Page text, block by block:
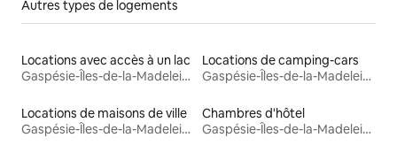
Autres types de logements
Locations avec accès à un lac
Gaspésie-Îles-de-la-Madeleine
Locations de camping-cars
Gaspésie-Îles-de-la-Madeleine
Locations de maisons de ville
Gaspésie-Îles-de-la-Madeleine
Chambres d'hôtel
Gaspésie-Îles-de-la-Madeleine